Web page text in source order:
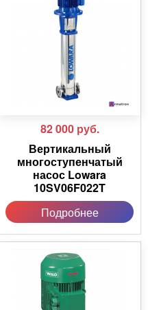
82 000 руб.
Вертикальный
многоступенчатый
насос Lowara
10SV06F022T
Подробнее